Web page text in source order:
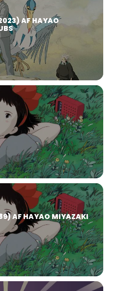
AF HAYAO
AF HAYAO MIYAZAKI